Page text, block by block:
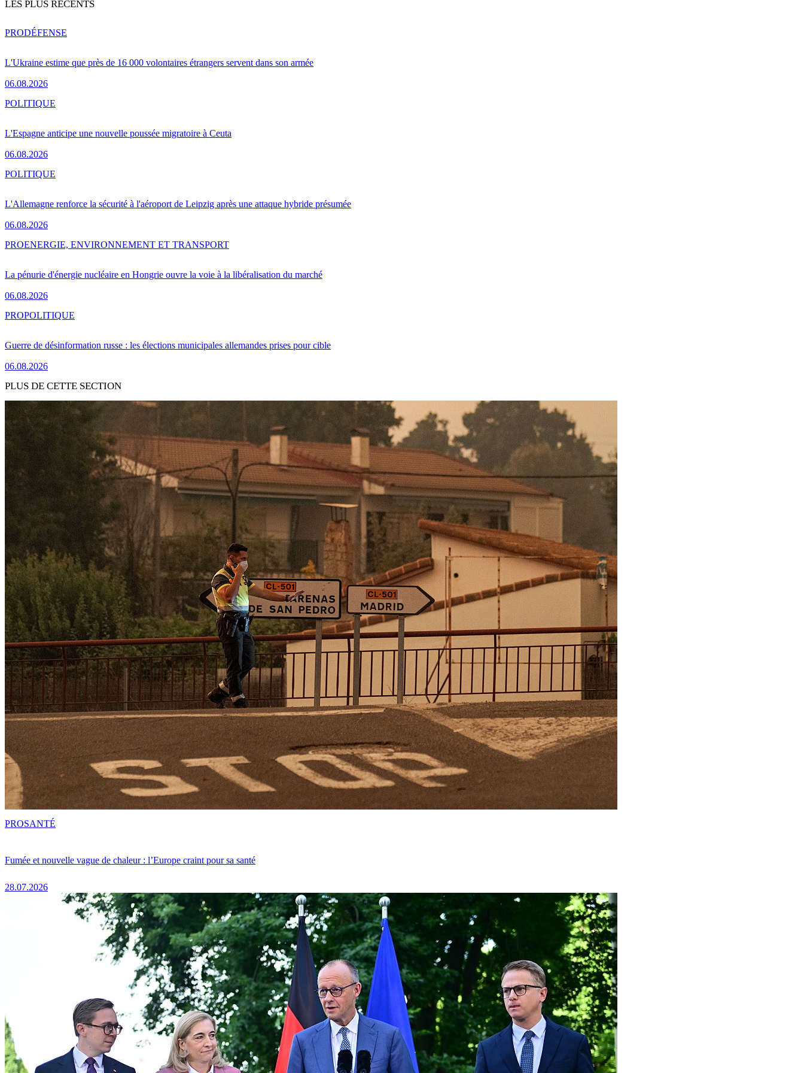
LES PLUS RÉCENTS
L'Ukraine estime que près de 16 000 volontaires étrangers servent dans son armée
06.08.2026
PRODÉFENSE
L'Espagne anticipe une nouvelle poussée migratoire à Ceuta
06.08.2026
POLITIQUE
L'Allemagne renforce la sécurité à l'aéroport de Leipzig après une attaque hybride présumée
06.08.2026
POLITIQUE
La pénurie d'énergie nucléaire en Hongrie ouvre la voie à la libéralisation du marché
06.08.2026
PROENERGIE, ENVIRONNEMENT ET TRANSPORT
Guerre de désinformation russe : les élections municipales allemandes prises pour cible
06.08.2026
PROPOLITIQUE
PLUS DE CETTE SECTION
Fumée et nouvelle vague de chaleur : l’Europe craint pour sa santé
28.07.2026
PROSANTÉ